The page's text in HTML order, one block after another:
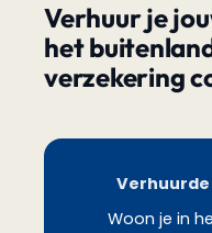
Verhuur je
het
verzekering
Woon je in